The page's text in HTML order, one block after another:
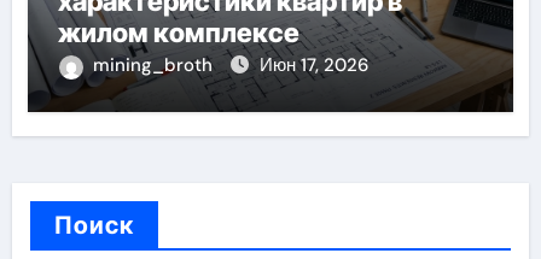
жилом комплексе
mining_broth Июн 17, 2026
Поиск